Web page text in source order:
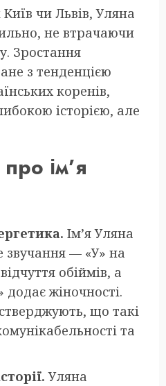
чи Львів, Уляна
не втрачаючи
Зростання
з тенденцією
коренів,
історією, але
ім’я
Ім’я Уляна
звучання — «У» на
обіймів, а
додає жіночності.
що такі
та
Уляна